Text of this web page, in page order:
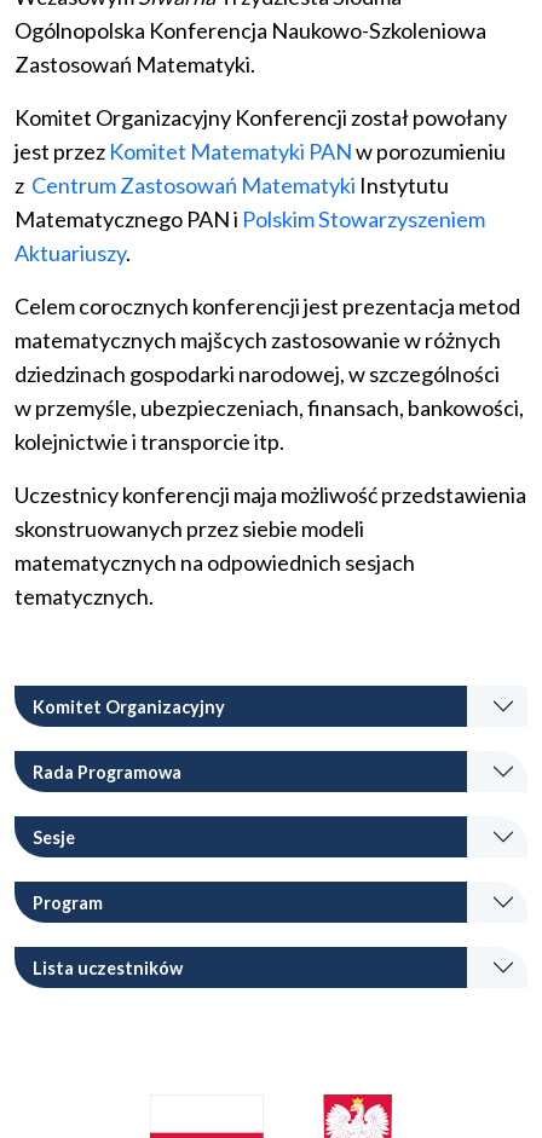
Ogólnopolska Konferencja Naukowo-Szkoleniowa
Zastosowań Matematyki.
Komitet Organizacyjny Konferencji został powołany
jest przez Komitet Matematyki PANw porozumieniu
z Centrum Zastosowań Matematyki Instytutu
Matematycznego PAN i Polskim Stowarzyszeniem
Aktuariuszy.
Celem corocznych konferencji jest prezentacja metod
matematycznych majšcych zastosowanie w różnych
dziedzinach gospodarki narodowej, w szczególności
w przemyśle, ubezpieczeniach, finansach, bankowości,
kolejnictwie i transporcie itp.
Uczestnicy konferencji maja możliwość przedstawienia
skonstruowanych przez siebie modeli
matematycznych na odpowiednich sesjach
tematycznych.
Komitet Organizacyjny
Rada Programowa
Sesje
Program
Lista uczestników